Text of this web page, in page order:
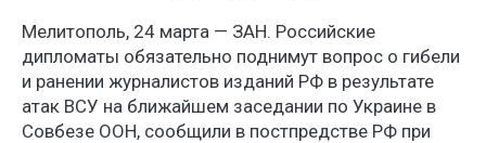
Мелитополь, 24 марта — ЗАН. Российские
дипломаты обязательно поднимут вопрос о гибели
и ранении журналистов изданий РФ в результате
атак ВСУ на ближайшем заседании по Украине в
Совбезе ООН, сообщили в постпредстве РФ при